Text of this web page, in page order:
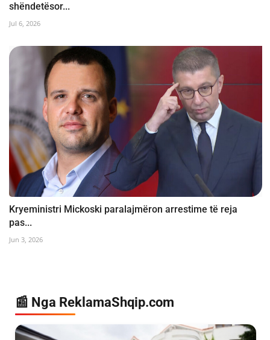
shëndetësor...
Jul 6, 2026
Kryeministri Mickoski paralajmëron arrestime të reja
pas...
Jun 3, 2026
📰 Nga ReklamaShqip.com